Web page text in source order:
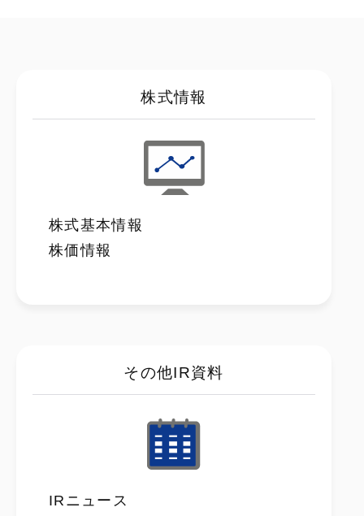
株式情報
株式基本情報
株価情報
その他IR資料
IRニュース